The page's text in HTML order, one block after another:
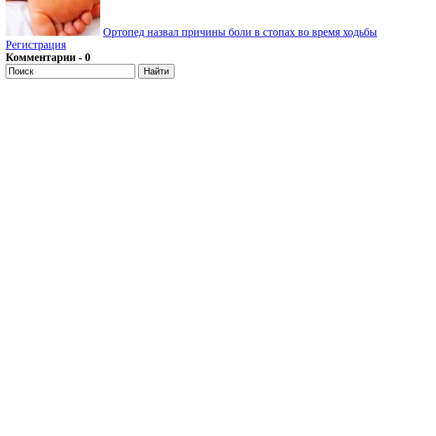
Ортопед назвал причины боли в стопах во время ходьбы
Регистрация
Комментарии - 0